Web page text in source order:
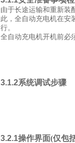
由于长途运输和重新装
此， 全自动充电机在安
行。
全自动充电机开机前必
3.1.2系统调试步骤
3.2.1操作界面(仅包